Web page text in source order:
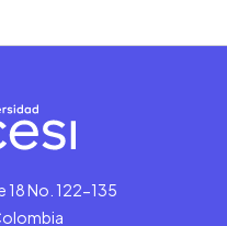
18 No. 122-135